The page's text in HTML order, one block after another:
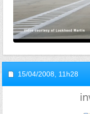
15/04/2008, 11h28